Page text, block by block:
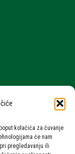
kolačića za čuvanje
će nam
pregledavanju ili